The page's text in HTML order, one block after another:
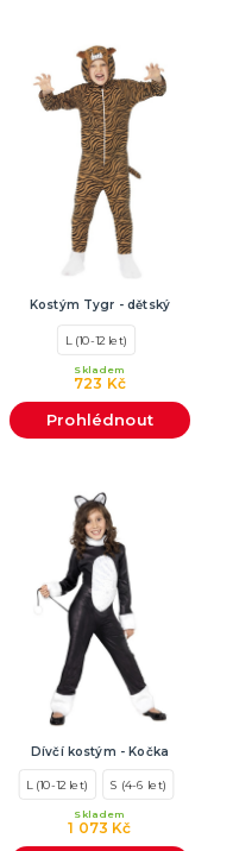
Kostým Tygr - dětský
L (10-12 let)
723 Kč
Skladem
Prohlédnout
Dívčí kostým - Kočka
L (10-12 let) S (4-6 let)
1 073 Kč
Skladem